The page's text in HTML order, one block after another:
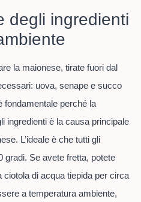
degli ingredienti
la maionese, tirate fuori dal
uova, senape e succo
fondamentale perché la
ingredienti è la causa principale
L’ideale è che tutti gli
gradi. Se avete fretta, potete
ciotola di acqua tiepida per circa
a temperatura ambiente,